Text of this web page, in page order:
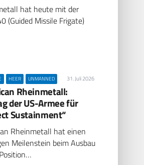
hat heute mit der
(Guided Missile Frigate)
HEER UNMANNED 31. Juli 2026
Rheinmetall:
der US-Armee für
Sustainment“
Rheinmetall hat einen
Meilenstein beim Ausbau